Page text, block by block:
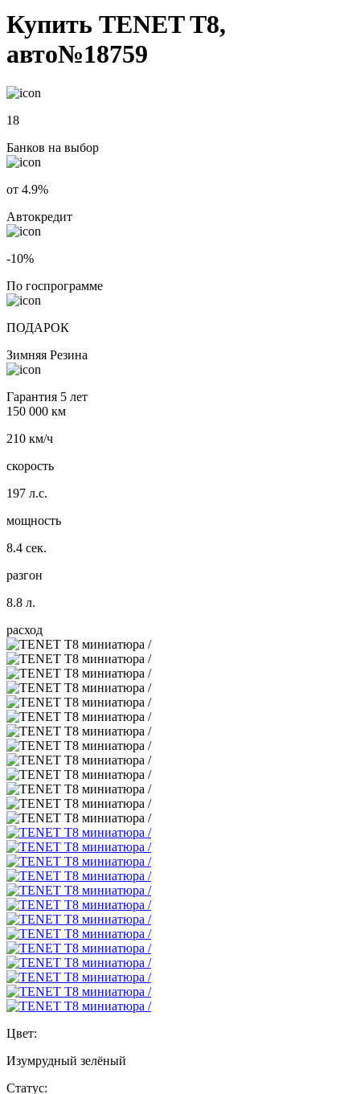
Купить TENET T8,
авто№18759
18
Банков на выбор
от 4.9%
Автокредит
-10%
По госпрограмме
ПОДАРОК
Зимняя Резина
Гарантия 5 лет
150 000 км
210 км/ч
скорость
197 л.с.
мощность
8.4 сек.
разгон
8.8 л.
расход
Цвет:
Изумрудный зелёный
Статус: